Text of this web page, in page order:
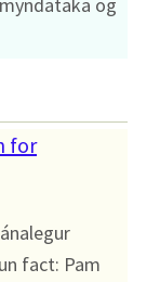
for
fact: Pam